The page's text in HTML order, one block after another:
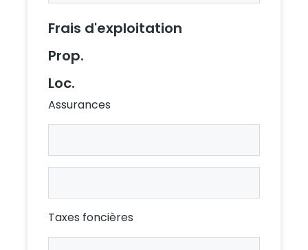
Frais d'exploitation
Prop.
Loc.
Assurances
Taxes foncières